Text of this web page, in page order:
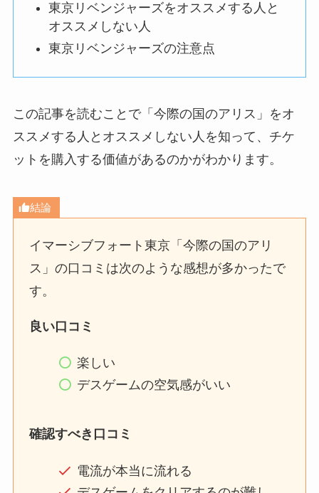
東京リベンジャーズをオススメする人と
オススメしない人
東京リベンジャーズの注意点
この記事を読むことで「今際の国のアリス」をオ
ススメする人とオススメしない人を知って、チケ
ットを購入する価値があるのかがわかります。
結論
イマーシブフォート東京「今際の国のアリ
ス」の口コミは次のような感想が多かったで
す。
良い口コミ
楽しい
デスゲームの空気感がいい
確認すべき口コミ
電流が本当に流れる